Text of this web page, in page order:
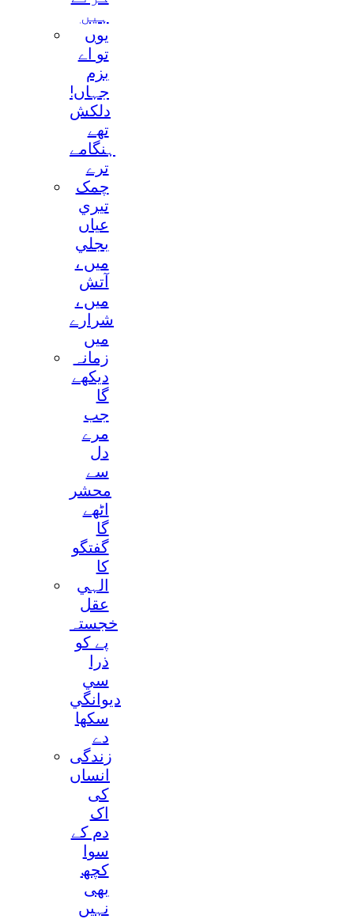
ہيں
يوں
تو اے
بزم
جہاں!
دلکش
تھے
ہنگامے
ترے
چمک
تيري
عياں
بجلي
ميں ،
آتش
ميں ،
شرارے
ميں
زمانہ
ديکھے
گا
جب
مرے
دل
سے
محشر
اٹھے
گا
گفتگو
کا
الہي
عقل
خجستہ
پے کو
ذرا
سي
ديوانگي
سکھا
دے
زندگی
انساں
کی
اک
دم کے
سوا
کچھ
بھی
نہيں